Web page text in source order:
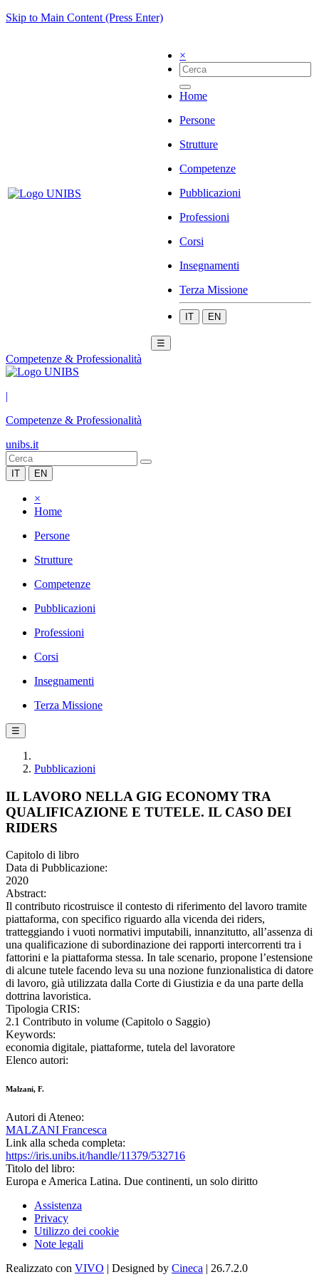
Skip to Main Content (Press Enter)
×
Home
Persone
Strutture
Competenze
Pubblicazioni
Professioni
Corsi
Insegnamenti
Terza Missione
IT EN
☰
Competenze & Professionalità
|
Competenze & Professionalità
unibs.it
IT EN
×
Home
Persone
Strutture
Competenze
Pubblicazioni
Professioni
Corsi
Insegnamenti
Terza Missione
☰
Pubblicazioni
IL LAVORO NELLA GIG ECONOMY TRA
QUALIFICAZIONE E TUTELE. IL CASO DEI
RIDERS
Capitolo di libro
Data di Pubblicazione:
2020
Abstract:
Il contributo ricostruisce il contesto di riferimento del lavoro tramite
piattaforma, con specifico riguardo alla vicenda dei riders,
tratteggiando i vuoti normativi imputabili, innanzitutto, all’assenza di
una qualificazione di subordinazione dei rapporti intercorrenti tra i
fattorini e la piattaforma stessa. In tale scenario, propone l’estensione
di alcune tutele facendo leva su una nozione funzionalistica di datore
di lavoro, già utilizzata dalla Corte di Giustizia e da una parte della
dottrina lavoristica.
Tipologia CRIS:
2.1 Contributo in volume (Capitolo o Saggio)
Keywords:
economia digitale, piattaforme, tutela del lavoratore
Elenco autori:
Malzani, F.
Autori di Ateneo:
MALZANI Francesca
Link alla scheda completa:
https://iris.unibs.it/handle/11379/532716
Titolo del libro:
Europa e America Latina. Due continenti, un solo diritto
Assistenza
Privacy
Utilizzo dei cookie
Note legali
Realizzato con VIVO | Designed by Cineca | 26.7.2.0